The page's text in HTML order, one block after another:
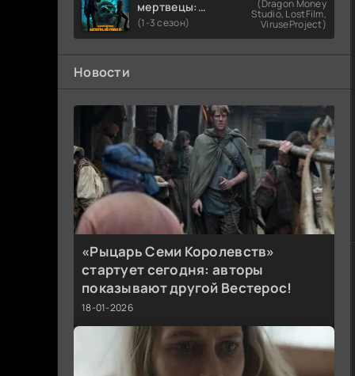
мертвецы:
Мертвый
город
(1-3 сезон)
(Dragon Money
Studio, LostFilm,
ViruseProject)
Новости
«Рыцарь Семи Королевств»
стартует сегодня: авторы
показывают другой Вестерос!
18-01-2026